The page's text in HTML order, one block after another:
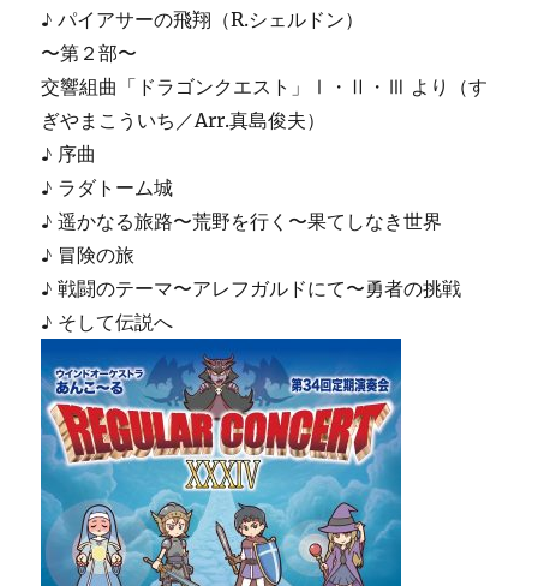
♪ パイアサーの飛翔（R.シェルドン）
〜第２部〜
交響組曲「ドラゴンクエスト」Ⅰ・Ⅱ・Ⅲ より（す
ぎやまこういち／Arr.真島俊夫）
♪ 序曲
♪ ラダトーム城
♪ 遥かなる旅路〜荒野を行く〜果てしなき世界
♪ 冒険の旅
♪ 戦闘のテーマ〜アレフガルドにて〜勇者の挑戦
♪ そして伝説へ